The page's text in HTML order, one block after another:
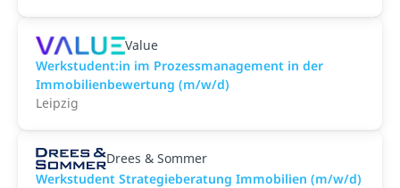
Value
Werkstudent:in im Prozessmanagement in der
Immobilienbewertung (m/w/d)
Leipzig
Drees & Sommer
Werkstudent Strategieberatung Immobilien (m/w/d)